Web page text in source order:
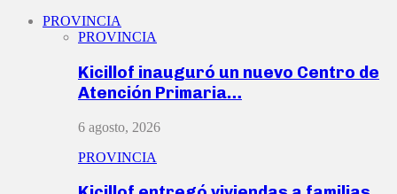
PROVINCIA
PROVINCIA
Kicillof inauguró un nuevo Centro de
Atención Primaria…
6 agosto, 2026
PROVINCIA